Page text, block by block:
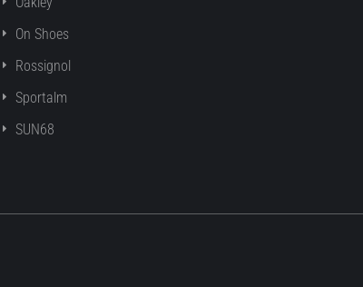
On Shoes
Rossignol
Sportalm
SUN68